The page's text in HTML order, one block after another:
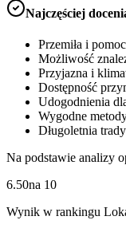
Najczęściej
Przemiła i
Możliwość
Przyjazna i
Dostępność
Udogodnienia
Wygodne
Długoletnia
Na podstawie analizy
6.50na 10
Wynik w rankingu